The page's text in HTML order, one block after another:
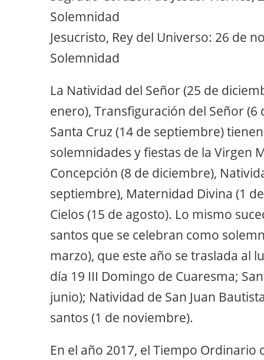
Solemnidad
Jesucristo, Rey del Universo: 26 de
Solemnidad
La Natividad del Señor (25 de
enero), Transfiguración del Señor (6
Santa Cruz (14 de septiembre)
solemnidades y fiestas de la Virgen
Concepción (8 de diciembre),
septiembre), Maternidad Divina (1
Cielos (15 de agosto). Lo mismo
santos que se celebran como
marzo), que este año se traslada al
día 19 III Domingo de Cuaresma;
junio); Natividad de San Juan
santos (1 de noviembre).
En el año 2017, el Tiempo